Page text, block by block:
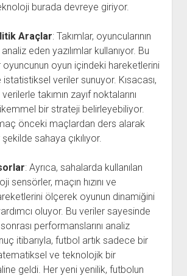
burada devreye giriyor.
Araçlar: Takımlar, oyuncularının
eden yazılımlar kullanıyor. Bu
oyuncunun oyun içindeki hareketlerini
veriler sunuyor. Kısacası,
takımın zayıf noktalarını
bir strateji belirleyebiliyor.
önceki maçlardan ders alarak
sahaya çıkılıyor.
: Ayrıca, sahalarda kullanılan
sensörler, maçın hızını ve
ölçerek oyunun dinamiğini
oluyor. Bu veriler sayesinde
performanslarını analiz
itibarıyla, futbol artık sadece bir
ve teknolojik bir
geldi. Her yeni yenilik, futbolun